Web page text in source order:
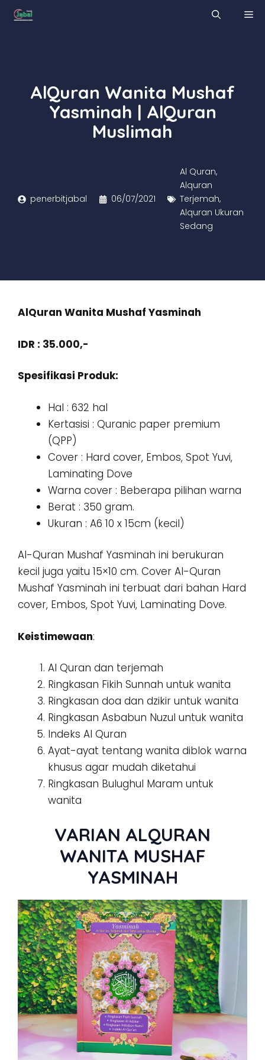
Skip
AlQuran Wanita Mushaf
Yasminah | AlQuran
Muslimah
penerbitjabal 06/07/2021
Al Quran,
Alquran
Terjemah,
Alquran Ukuran
Sedang
AlQuran Wanita Mushaf Yasminah
IDR : 35.000,-
Spesifikasi Produk:
Hal : 632 hal
Kertasisi : Quranic paper premium
(QPP)
Cover : Hard cover, Embos, Spot Yuvi,
Laminating Dove
Warna cover : Beberapa pilihan warna
Berat : 350 gram.
Ukuran : A6 10 x 15cm (kecil)
Al-Quran Mushaf Yasminah ini berukuran
kecil juga yaitu 15×10 cm. Cover Al-Quran
Mushaf Yasminah ini terbuat dari bahan Hard
cover, Embos, Spot Yuvi, Laminating Dove.
Keistimewaan:
Al Quran dan terjemah
Ringkasan Fikih Sunnah untuk wanita
Ringkasan doa dan dzikir untuk wanita
Ringkasan Asbabun Nuzul untuk wanita
Indeks Al Quran
Ayat-ayat tentang wanita diblok warna
khusus agar mudah diketahui
Ringkasan Bulughul Maram untuk
wanita
VARIAN ALQURAN
WANITA MUSHAF
YASMINAH